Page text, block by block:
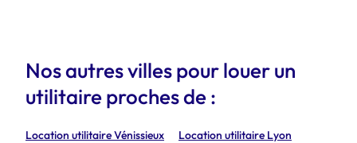
Nos autres villes pour louer un
utilitaire proches de :
Location utilitaire Vénissieux Location utilitaire Lyon